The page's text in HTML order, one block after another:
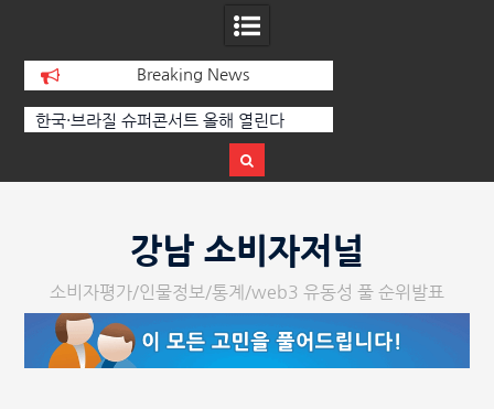
Breaking News
[정봉수 칼럼] 약정휴가의 종류와 운영방
강남 소비자저널
소비자평가/인물정보/통계/web3 유동성 풀 순위발표